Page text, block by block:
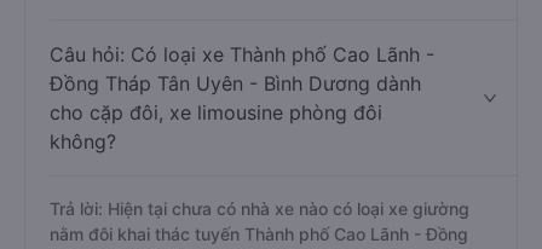
Câu hỏi: Có loại xe Thành phố Cao Lãnh -
Đồng Tháp Tân Uyên - Bình Dương dành
cho cặp đôi, xe limousine phòng đôi
không?
Trả lời: Hiện tại chưa có nhà xe nào có loại xe giường
nằm đôi khai thác tuyến Thành phố Cao Lãnh - Đồng